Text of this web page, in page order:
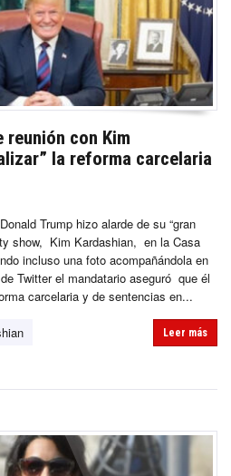
reunión con Kim
la reforma carcelaria
Trump hizo alarde de su “gran
show, Kim Kardashian, en la Casa
incluso una foto acompañándola en
Twitter el mandatario aseguró que él
carcelaria y de sentencias en...
Leer más